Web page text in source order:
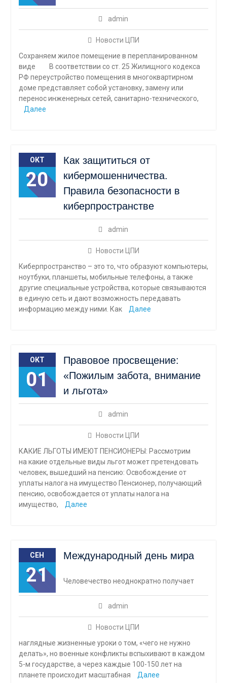
admin
Новости ЦПИ
Сохраняем жилое помещение в перепланированном
виде В соответствии со ст. 25 Жилищного кодекса
РФ переустройство помещения в многоквартирном
доме представляет собой установку, замену или
перенос инженерных сетей, санитарно-технического,
Далее
ОКТ
20
Как защититься от
кибермошенничества.
Правила безопасности в
киберпространстве
admin
Новости ЦПИ
Киберпространство – это то, что образуют компьютеры,
ноутбуки, планшеты, мобильные телефоны, а также
другие специальные устройства, которые связываются
в единую сеть и дают возможность передавать
информацию между ними. Как
Далее
ОКТ
01
Правовое просвещение:
«Пожилым забота, внимание
и льгота»
admin
Новости ЦПИ
КАКИЕ ЛЬГОТЫ ИМЕЮТ ПЕНСИОНЕРЫ: Рассмотрим
на какие отдельные виды льгот может претендовать
человек, вышедший на пенсию: Освобождение от
уплаты налога на имущество Пенсионер, получающий
пенсию, освобождается от уплаты налога на
имущество,
Далее
СЕН
21
Международный день мира
admin
Новости ЦПИ
Человечество неоднократно получает
наглядные жизненные уроки о том, «чего не нужно
делать», но военные конфликты вспыхивают в каждом
5-м государстве, а через каждые 100-150 лет на
планете происходит масштабная
Далее